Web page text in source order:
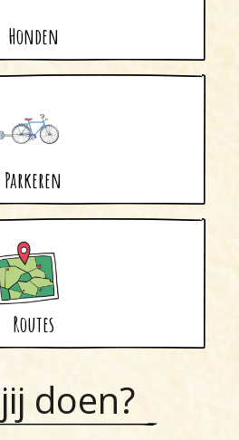
Honden
Parkeren
Routes
doen?